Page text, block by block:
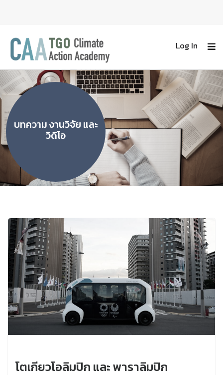
Log In
บทความ งานวิจัย และ
วิดิโอ
โตเกียวโอลิมปิก และ พาราลิมปิก